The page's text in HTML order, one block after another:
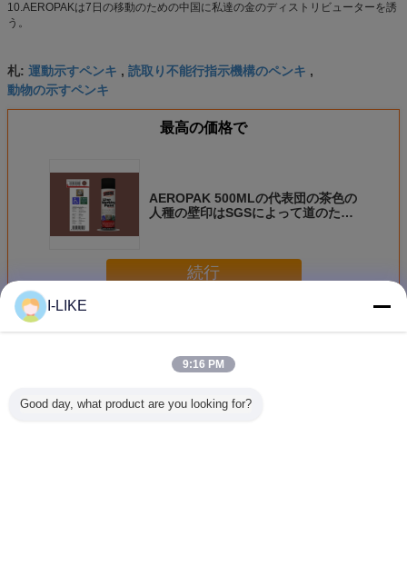
10.AEROPAKは7日の移動のための中国に私達の金のディストリビューターを誘
う。
札: 運動示すペンキ , 読取り不能行指示機構のペンキ ,
動物の示すペンキ
最高の価格で
AEROPAK 500MLの代表団の茶色の
人種の壁印はSGSによって道のため
続行
多く示すスプレー式塗料
I-LIKE
9:16 PM
Good day, what product are you looking for?